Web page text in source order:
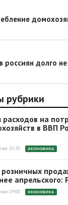
россиян долго
рубрики
расходов на
в ВВП
10:35 ЭКОНОМИКА
розничных
апрельского:
19:00 ЭКОНОМИКА